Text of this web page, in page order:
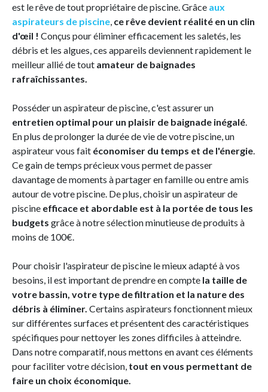
est le rêve de tout propriétaire de piscine. Grâce aux
aspirateurs de piscine, ce rêve devient réalité en un clin
d'œil ! Conçus pour éliminer efficacement les saletés, les
débris et les algues, ces appareils deviennent rapidement le
meilleur allié de tout amateur de baignades
rafraîchissantes.
Posséder un aspirateur de piscine, c'est assurer un
entretien optimal pour un plaisir de baignade inégalé.
En plus de prolonger la durée de vie de votre piscine, un
aspirateur vous fait économiser du temps et de l'énergie.
Ce gain de temps précieux vous permet de passer
davantage de moments à partager en famille ou entre amis
autour de votre piscine. De plus, choisir un aspirateur de
piscine efficace et abordable est à la portée de tous les
budgets grâce à notre sélection minutieuse de produits à
moins de 100€.
Pour choisir l'aspirateur de piscine le mieux adapté à vos
besoins, il est important de prendre en compte la taille de
votre bassin, votre type de filtration et la nature des
débris à éliminer. Certains aspirateurs fonctionnent mieux
sur différentes surfaces et présentent des caractéristiques
spécifiques pour nettoyer les zones difficiles à atteindre.
Dans notre comparatif, nous mettons en avant ces éléments
pour faciliter votre décision, tout en vous permettant de
faire un choix économique.